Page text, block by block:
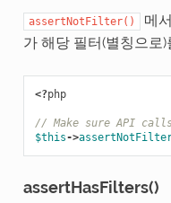
assertNotFilter()
메
가 해당 필터(별칭으로
<?php
// Make sure API
$this->
assertHasFilters()